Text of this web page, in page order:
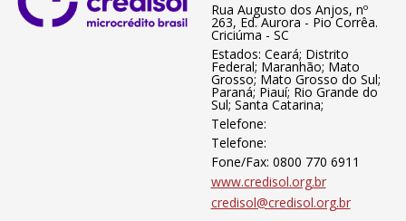
Rua Augusto dos Anjos, nº
263, Ed. Aurora - Pio Corrêa.
Criciúma - SC
Estados: Ceará; Distrito
Federal; Maranhão; Mato
Grosso; Mato Grosso do Sul;
Paraná; Piauí; Rio Grande do
Sul; Santa Catarina;
Telefone:
Telefone:
Fone/Fax: 0800 770 6911
www.credisol.org.br
credisol@credisol.org.br